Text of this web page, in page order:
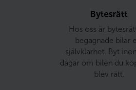
Bytesrätt
Hos oss är
begagnade bilar
självklarhet. Byt
dagar om bilen du
blev rätt.